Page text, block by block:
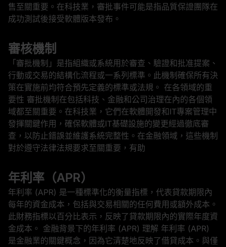
售至關重要。在科技業，審批事件可能是指品質保證團隊在
成功測試後接受軟體版本發布。
審核機制
「審批機制」是指組織或系統用於審查、驗證和批准提案、
行動或交易的結構化流程或一系列標準。此機制確保所有決
策在實施前均符合預先定義的標準或法規。 在各領域的重
要性 審批機制在包括科技、金融和公司治理在內的各個領
域都至關重要。在科技業，它們在軟體開發和IT專案管理中
發揮關鍵作用，確保軟體或IT基礎設施的變更經過徹底審
查，以防止錯誤並維護系統完整性。在金融領域，這些機制
對於遵守法律法規要求至關重要，有助
年利率（APR）
年利率 (APR) 是一種標準化的衡量指標，代表貸款期限內
每年的資金成本，包括與交易相關的任何費用或額外成本。
此財務指標以百分比表示，反映了貸款期限內的實際年度資
金成本。 金融背景下的年利率 (APR) 理解 年利率 (APR)
是金融業的關鍵概念，因為它清楚地反映了借貸成本。與僅